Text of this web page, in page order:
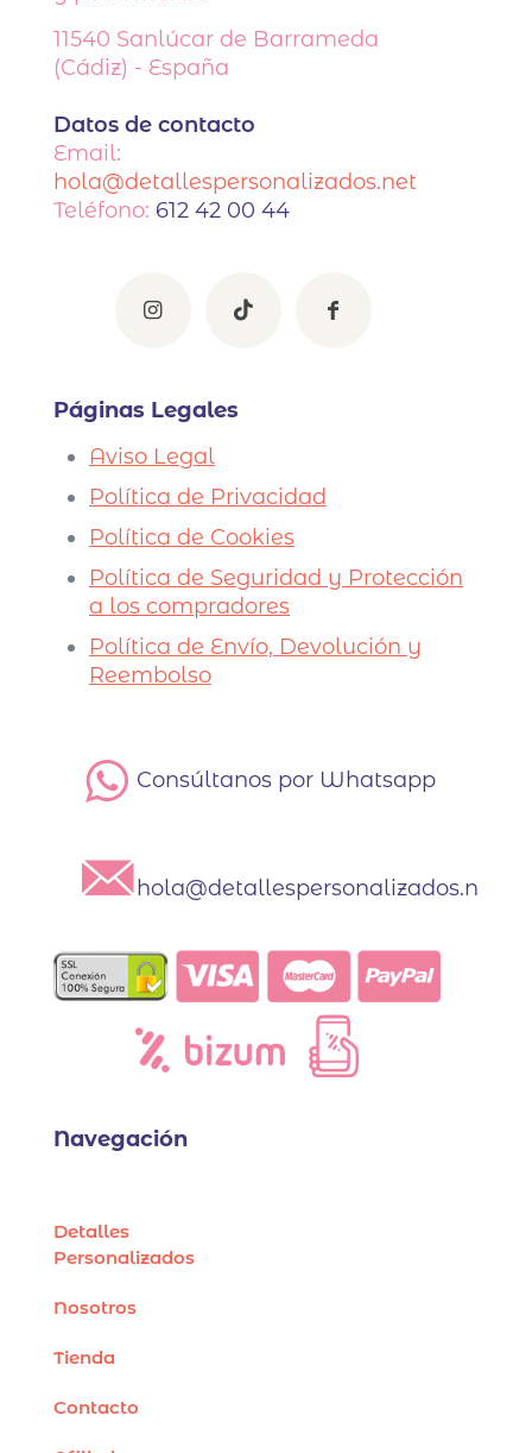
11540 Sanlúcar de Barrameda
(Cádiz) - España
Datos de contacto
Email:
hola@detallespersonalizados.net
Teléfono: 612 42 00 44
Páginas Legales
Aviso Legal
Política de Privacidad
Política de Cookies
Política de Seguridad y Protección
a los compradores
Política de Envío, Devolución y
Reembolso
Consúltanos por Whatsapp
hola@detallespersonalizados.net
Navegación
Detalles
Personalizados
Nosotros
Tienda
Contacto